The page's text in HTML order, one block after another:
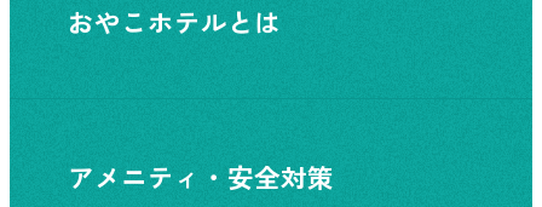
おやこホテルとは
アメニティ・安全対策